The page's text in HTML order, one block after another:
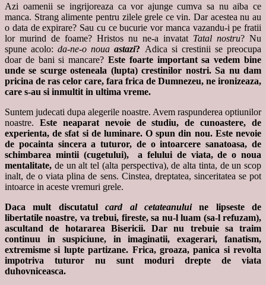
Azi oamenii se ingrijoreaza ca vor ajunge cumva sa nu aiba ce
manca. Strang alimente pentru zilele grele ce vin. Dar acestea nu au
o data de expirare? Sau cu ce bucurie vor manca vazandu-i pe fratii
lor murind de foame? Hristos nu ne-a invatat Tatal nostru? Nu
spune acolo:da-ne-o nouaastazi? Adica si crestinii se preocupa
doar de bani si mancare? Este foarte important sa vedem bine
unde se scurge osteneala (lupta) crestinilor nostri. Sa nu dam
pricina de ras celor care, fara frica de Dumnezeu, ne ironizeaza,
care s-au si inmultit in ultima vreme.
Suntem judecati dupa alegerile noastre. Avem raspunderea optiunilor
noastre. Este neaparat nevoie de studiu, de cunoastere, de
experienta, de sfat si de luminare. O spun din nou. Este nevoie
de pocainta sincera a tuturor, de o intoarcere sanatoasa, de
schimbarea mintii (cugetului), a felului de viata, de o noua
mentalitate, de un alt tel (alta perspectiva), de alta tinta, de un scop
inalt, de o viata plina de sens. Cinstea, dreptatea, sinceritatea se pot
intoarce in aceste vremuri grele.
Daca mult discutatulcard al cetateanuluine lipseste de
libertatile noastre, va trebui, fireste, sa nu-l luam (sa-l refuzam),
ascultand de hotararea Bisericii. Dar nu trebuie sa traim
continuu in suspiciune, in imaginatii, exagerari, fanatism,
extremismesi lupte partizane. Frica, groaza, panica si revolta
impotriva tuturor nu sunt moduri drepte de viata
duhovniceasca.